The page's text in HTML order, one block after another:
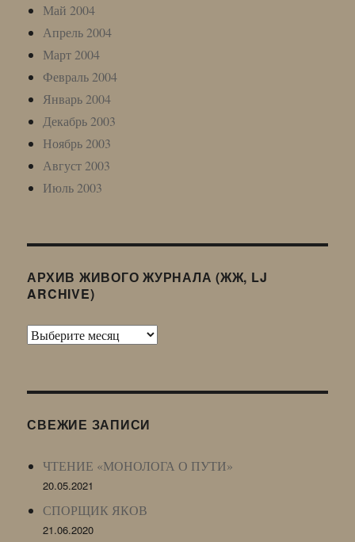
Май 2004
Апрель 2004
Март 2004
Февраль 2004
Январь 2004
Декабрь 2003
Ноябрь 2003
Август 2003
Июль 2003
АРХИВ ЖИВОГО ЖУРНАЛА (ЖЖ, LJ
ARCHIVE)
Архив
LJ
СВЕЖИЕ ЗАПИСИ
ЧТЕНИЕ «МОНОЛОГА О ПУТИ»
20.05.2021
СПОРЩИК ЯКОВ
21.06.2020